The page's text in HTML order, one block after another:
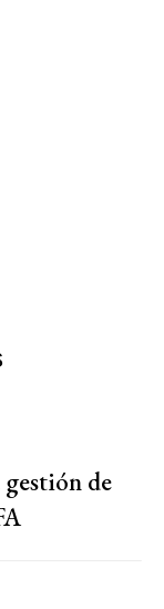
gestión de